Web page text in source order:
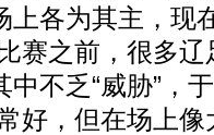
上各为其主，现
赛之前，很多
不乏“威胁”，
好，但在场上